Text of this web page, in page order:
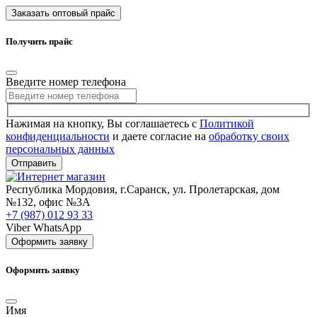
Заказать оптовый прайс
Получить прайс
Введите номер телефона
Нажимая на кнопку, Вы соглашаетесь с Политикой
конфиденциальности и даете согласие на обработку своих
персональных данных
Отправить
Республика Мордовия, г.Саранск, ул. Пролетарская, дом
№132, офис №3А
+7 (987) 012 93 33
Viber WhatsApp
Оформить заявку
Оформить заявку
Имя